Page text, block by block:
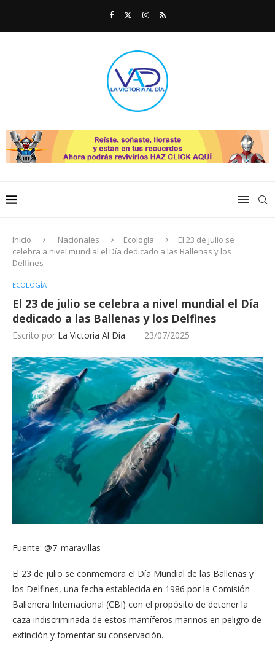
Inicio Nacionales Ecología
El 23 de julio se
celebra a nivel mundial el Día dedicado a las Ballenas y los
Delfines
ECOLOGÍA
El 23 de julio se celebra a nivel mundial el Día
dedicado a las Ballenas y los Delfines
Escrito por La Victoria Al Día 23/07/2025
Fuente: @7_maravillas
El 23 de julio se conmemora el Día Mundial de las Ballenas y
los Delfines, una fecha establecida en 1986 por la Comisión
Ballenera Internacional (CBI) con el propósito de detener la
caza indiscriminada de estos mamíferos marinos en peligro de
extinción y fomentar su conservación.